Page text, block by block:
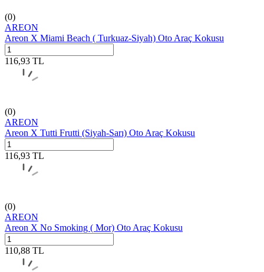
(0)
AREON
Areon X Miami Beach ( Turkuaz-Siyah) Oto Araç Kokusu
116,93 TL
(0)
AREON
Areon X Tutti Frutti (Siyah-Sarı) Oto Araç Kokusu
116,93 TL
(0)
AREON
Areon X No Smoking ( Mor) Oto Araç Kokusu
110,88 TL